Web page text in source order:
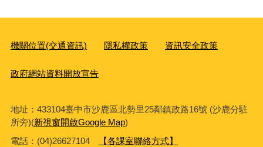
機關位置(交通資訊) 隱私權政策 資訊安全政策
政府網站資料開放宣告
地址：433104臺中市沙鹿區北勢里25鄰鎮政路16號 (沙鹿分駐
所旁)(新視窗開啟Google Map)
電話：(04)26627104
【各課室聯絡方式】